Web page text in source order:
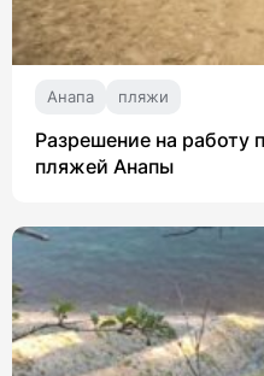
Анапа пляжи
Разрешение на работу
пляжей Анапы